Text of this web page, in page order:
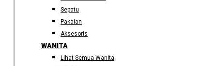
Sepatu
Pakaian
Aksesoris
WANITA
Lihat Semua Wanita